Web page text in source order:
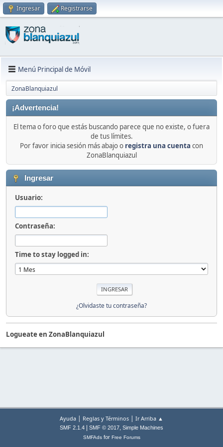
Ingresar Registrarse
Menú Principal de Móvil
ZonaBlanquiazul
¡Advertencia!
El tema o foro que estás buscando parece que no existe, o fuera
de tus límites.
Por favor inicia sesión más abajo o registra una cuenta con
ZonaBlanquiazul
Ingresar
Usuario:
Contraseña:
Time to stay logged in:
¿Olvidaste tu contraseña?
Logueate en ZonaBlanquiazul
Ayuda | Reglas y Términos | Ir Arriba ▲
SMF 2.1.4 SMF © 2017, Simple Machines
SMFAdsfor Free Forums